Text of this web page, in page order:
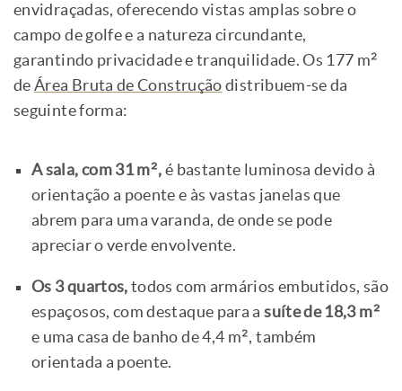
envidraçadas, oferecendo vistas amplas sobre o
campo de golfe e a natureza circundante,
garantindo privacidade e tranquilidade. Os 177 m²
deÁrea Bruta de Construção distribuem-se da
seguinte forma:
A sala, com 31 m², é bastante luminosa devido à
orientação a poente e às vastas janelas que
abrem para uma varanda, de onde se pode
apreciar o verde envolvente.
Os 3 quartos, todos com armários embutidos, são
espaçosos, com destaque para asuíte de 18,3 m²
e uma casa de banho de 4,4 m², também
orientada a poente.